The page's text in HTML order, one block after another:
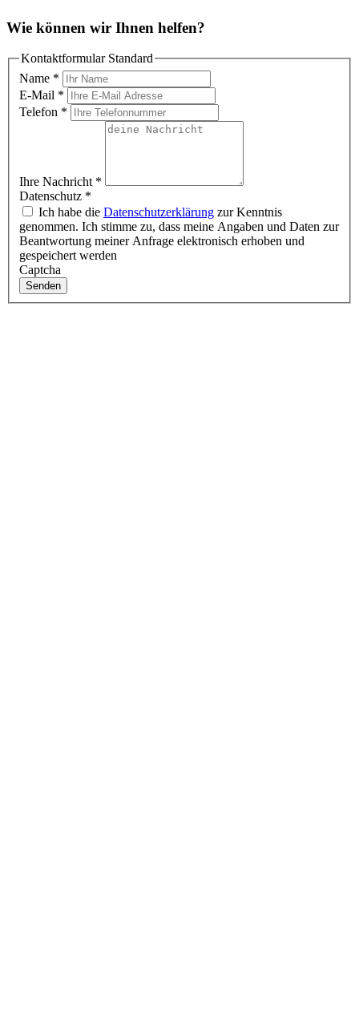
Wie können wir Ihnen helfen?
Kontaktformular Standard
Name *
E-Mail *
Telefon *
Ihre Nachricht *
Datenschutz *
Ich habe die Datenschutzerklärung zur Kenntnis
genommen. Ich stimme zu, dass meine Angaben und Daten zur
Beantwortung meiner Anfrage elektronisch erhoben und
gespeichert werden
Captcha
Senden